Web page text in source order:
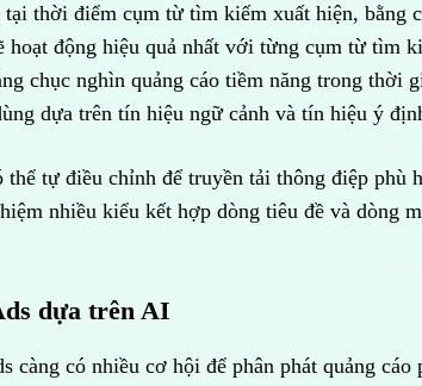
thời điểm cụm từ tìm kiếm xuất hiện, bằng
hoạt động hiệu quả nhất với từng cụm từ tìm
chục nghìn quảng cáo tiềm năng trong thời
dựa trên tín hiệu ngữ cảnh và tín hiệu ý
tự điều chỉnh để truyền tải thông điệp phù
nhiều kiểu kết hợp dòng tiêu đề và dòng
dựa trên AI
càng có nhiều cơ hội để phân phát quảng cáo